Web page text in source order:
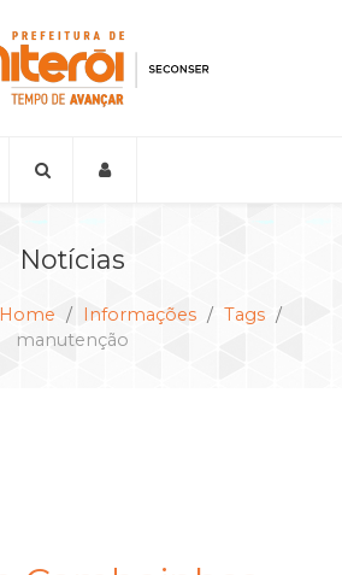
Notícias
Home Informações
Tags
manutenção